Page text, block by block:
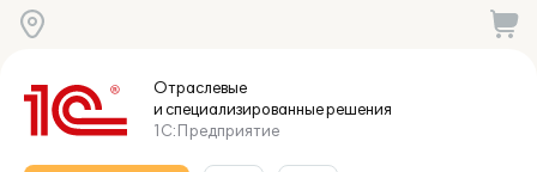
Отраслевые
и специализированныерешения
1С:Предприятие